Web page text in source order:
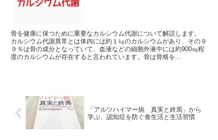
骨を健康に保つために重要なカルシウム代謝について解説します。
カルシウム代謝異常とは体内には約１㎏のカルシウムがあり、その９
９％は骨の成分となっていて、血液などの細胞外液中には約900㎎程
度のカルシウムが存在すると言われています。骨は骨格を...
「アルツハイマー病 真実と終焉」から
学ぶ、認知症を防ぐ食生活と生活習慣